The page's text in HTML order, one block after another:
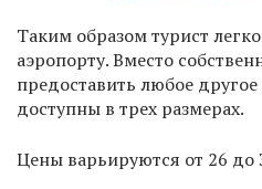
Таким образом турист
аэропорту. Вместо
предоставить любое
доступны в трех размерах.
Цены варьируются от 26 до